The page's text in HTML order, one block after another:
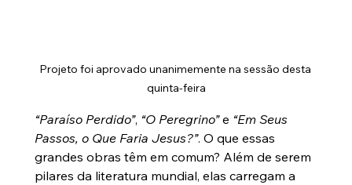
Projeto foi aprovado unanimemente na sessão desta
quinta-feira
“Paraíso Perdido”, “O Peregrino” e “Em Seus
Passos, o Que Faria Jesus?”. O que essas
grandes obras têm em comum? Além de serem
pilares da literatura mundial, elas carregam a